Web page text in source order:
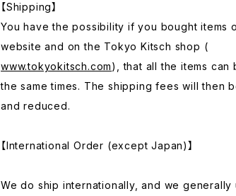
【Shipping】
You have the possibility if you bought items
website and on the Tokyo Kitsch shop (
www.tokyokitsch.com), that all the items can
the same times. The shipping fees will then
and reduced.
【International Order (except Japan)】
We do ship internationally, and we generally